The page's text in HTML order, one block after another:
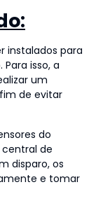
instalados para
isso, a
um
de evitar
do
de
disparo, os
e tomar